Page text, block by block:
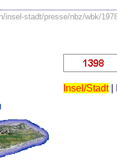
insel-stadt/presse/nbz/wbk/
Insel/Stadt|